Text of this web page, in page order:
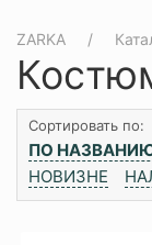
ZARKA
Сортировать по:
ПО
НОВИЗНЕ